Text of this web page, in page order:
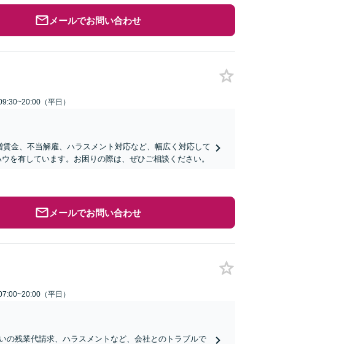
メールでお問い合わせ
（平日）
金、不当解雇、ハラスメント対応など、幅広く対応して
を有しています。お困りの際は、ぜひご相談ください。
メールでお問い合わせ
（平日）
の残業代請求、ハラスメントなど、会社とのトラブルで